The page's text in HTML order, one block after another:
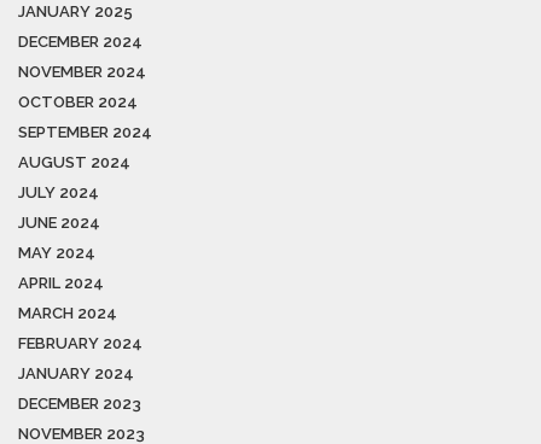
JANUARY 2025
DECEMBER 2024
NOVEMBER 2024
OCTOBER 2024
SEPTEMBER 2024
AUGUST 2024
JULY 2024
JUNE 2024
MAY 2024
APRIL 2024
MARCH 2024
FEBRUARY 2024
JANUARY 2024
DECEMBER 2023
NOVEMBER 2023